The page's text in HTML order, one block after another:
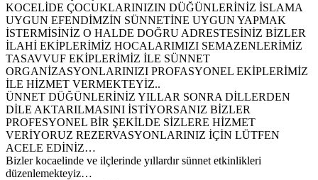
KOCELİDE ÇOCUKLARINIZIN DÜĞÜNLERİNİZ İSLAMA
UYGUN EFENDİMZİN SÜNNETİNE UYGUN YAPMAK
İSTERMİSİNİZ O HALDE DOĞRU ADRESTESİNİZ BİZLER
İLAHİ EKİPLERİMİZ HOCALARIMIZI SEMAZENLERİMİZ
TASAVVUF EKİPLERİMİZ İLE SÜNNET
ORGANİZASYONLARINIZI PROFASYONEL EKİPLERİMİZ
İLE HİZMET VERMEKTEYİZ..
ÜNNET DÜĞÜNLERİNİZ YILLAR SONRA DİLLERDEN
DİLE AKTARILMASINI İSTİYORSANIZ BİZLER
PROFESYONEL BİR ŞEKİLDE SİZLERE HİZMET
VERİYORUZ REZERVASYONLARINIZ İÇİN LÜTFEN
ACELE EDİNİZ…
Bizler kocaelinde ve ilçlerinde yıllardır sünnet etkinlikleri
düzenlemekteyiz…